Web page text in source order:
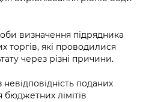
адміністрація
Цифровий
визначення підрядника
торгів, які проводилися
через різні причини.
поданих
лімітів